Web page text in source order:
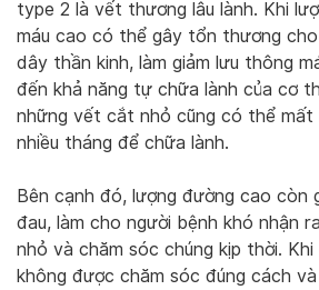
type 2 là vết thương lâu lành. Khi
máu cao có thể gây tổn thương
dây thần kinh, làm giảm lưu thông
đến khả năng tự chữa lành của cơ
những vết cắt nhỏ cũng có thể mất
nhiều tháng để chữa lành.
Bên cạnh đó, lượng đường cao còn
đau, làm cho người bệnh khó nhận
nhỏ và chăm sóc chúng kịp thời.
không được chăm sóc đúng cách